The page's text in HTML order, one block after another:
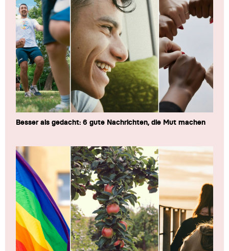
Besser als gedacht: 6 gute Nachrichten, die Mut machen